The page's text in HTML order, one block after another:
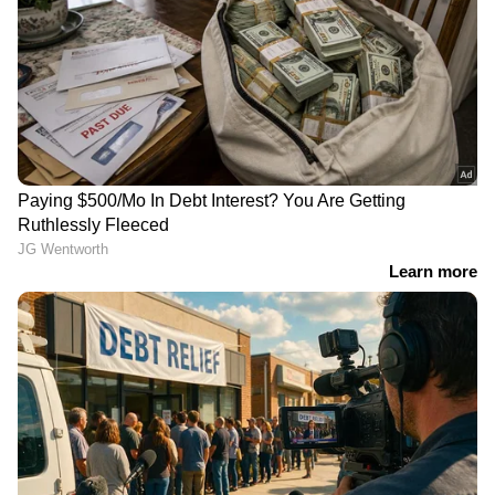
Related Articles
RECOMMENDED STORIES
ശ്രീലങ്കയ്ക്കെതിരായ ടെസ്റ്റ്
പരമ്പരയ്ക്ക് മുൻപ്
ഇന്ത്യയ്ക്ക്
ആശ്വാസവാര്‍ത്ത;
കൊല്‍ക്കത്തയോ
ചെന്നൈയോ? രണ്ടായാലും
ഹാർദിക്കിന് എളുപ്പമല്ല,
എന്തുകൊണ്ട്?